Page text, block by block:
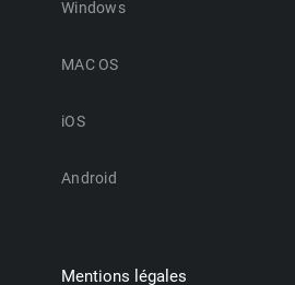
Windows
MAC OS
iOS
Android
Mentions légales